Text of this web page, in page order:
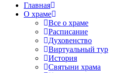
Главная
О храме
Все о храме
Расписание
Духовенство
Виртуальный тур
История
Святыни храма